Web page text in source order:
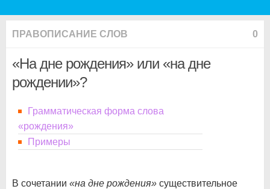
ПРАВОПИСАНИЕ СЛОВ 0
«На дне рождения» или «на дне
рождении»?
Грамматическая форма слова
«рождения»
Примеры
В сочетании «на дне рождения» существительное